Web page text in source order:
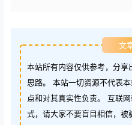
文
本站所有内容仅供参考，分享
思路。 本站一切资源不代表
点和对其真实性负责。 互联
式，请大家不要盲目相信，